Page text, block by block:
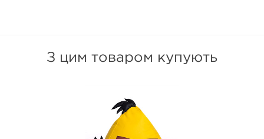
З цим товаром купують